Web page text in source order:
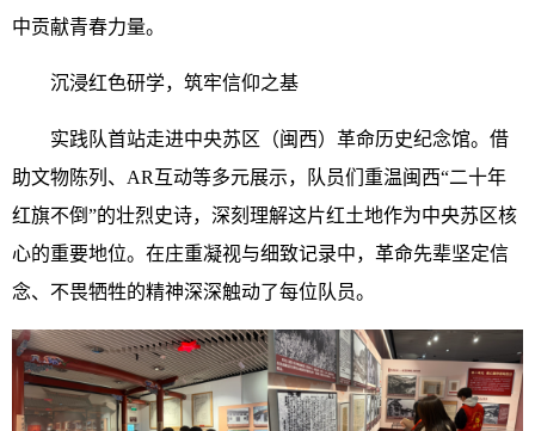
中贡献青春力量。
沉浸红色研学，筑牢信仰之基
实践队首站走进中央苏区（闽西）革命历史纪念馆。借
助文物陈列、AR互动等多元展示，队员们重温闽西“二十年
红旗不倒”的壮烈史诗，深刻理解这片红土地作为中央苏区核
心的重要地位。在庄重凝视与细致记录中，革命先辈坚定信
念、不畏牺牲的精神深深触动了每位队员。